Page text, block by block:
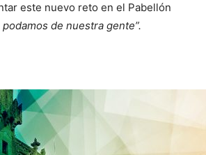
este nuevo reto en el Pabellón
de nuestra gente”.